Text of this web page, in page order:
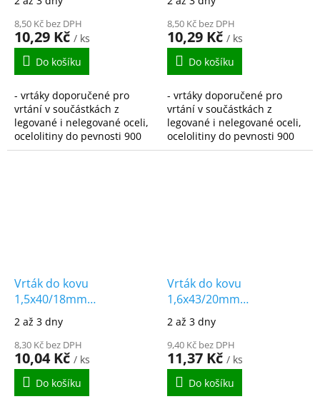
DIN338
8,50 Kč bez DPH
10,29 Kč / ks
Do košíku
- vrtáky doporučené pro
vrtání v součástkách z
legované i nelegované oceli,
ocelolitiny do pevnosti 900
N/mm2, šedé, temperované
DIN338
8,50 Kč bez DPH
10,29 Kč / ks
Do košíku
- vrtáky doporučené pro
vrtání v součástkách z
legované i nelegované oceli,
ocelolitiny do pevnosti 900
N/mm2, šedé, temperované
Vrták do kovu
1,5x40/18mm
vybrušovaný HSS-G
DIN338
2 až 3 dny
8,30 Kč bez DPH
10,04 Kč / ks
Do košíku
Vrták do kovu
1,6x43/20mm
vybrušovaný HSS-G
DIN338
2 až 3 dny
9,40 Kč bez DPH
11,37 Kč / ks
Do košíku